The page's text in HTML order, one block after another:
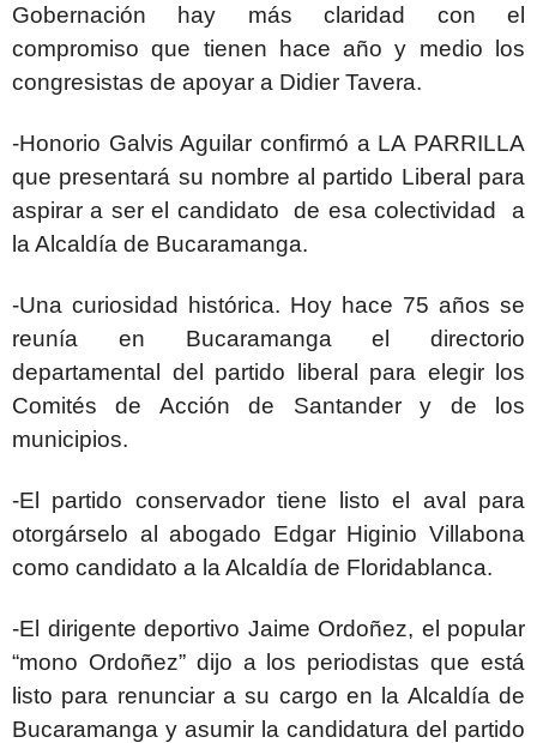
Gobernación hay más claridad con el
compromiso que tienen hace año y medio los
congresistas de apoyar a Didier Tavera.
-Honorio Galvis Aguilar confirmó a LA PARRILLA
que presentará su nombre al partido Liberal para
aspirar a ser el candidato de esa colectividad a
la Alcaldía de Bucaramanga.
-Una curiosidad histórica. Hoy hace 75 años se
reunía en Bucaramanga el directorio
departamental del partido liberal para elegir los
Comités de Acción de Santander y de los
municipios.
-El partido conservador tiene listo el aval para
otorgárselo al abogado Edgar Higinio Villabona
como candidato a la Alcaldía de Floridablanca.
-El dirigente deportivo Jaime Ordoñez, el popular
“mono Ordoñez” dijo a los periodistas que está
listo para renunciar a su cargo en la Alcaldía de
Bucaramanga y asumir la candidatura del partido